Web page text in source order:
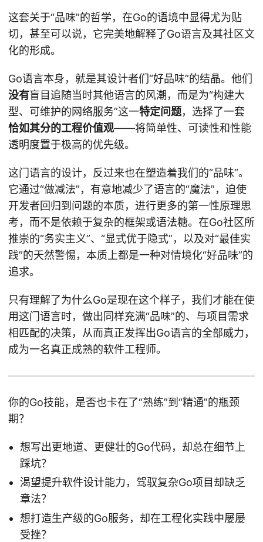
这套关于“品味”的哲学，在Go的语境中显得尤为贴
切，甚至可以说，它完美地解释了Go语言及其社区文
化的形成。
Go语言本身，就是其设计者们“好品味”的结晶。他们
没有盲目追随当时其他语言的风潮，而是为“构建大
型、可维护的网络服务”这一特定问题，选择了一套
恰如其分的工程价值观——将简单性、可读性和性能
透明度置于极高的优先级。
这门语言的设计，反过来也在塑造着我们的“品味”。
它通过“做减法”，有意地减少了语言的“魔法”，迫使
开发者回归到问题的本质，进行更多的第一性原理思
考，而不是依赖于复杂的框架或语法糖。在Go社区所
推崇的“务实主义”、“显式优于隐式”，以及对“最佳实
践”的天然警惕，本质上都是一种对情境化“好品味”的
追求。
只有理解了为什么Go是现在这个样子，我们才能在使
用这门语言时，做出同样充满“品味”的、与项目需求
相匹配的决策，从而真正发挥出Go语言的全部威力，
成为一名真正成熟的软件工程师。
你的Go技能，是否也卡在了“熟练”到“精通”的瓶颈
期？
想写出更地道、更健壮的Go代码，却总在细节上
踩坑？
渴望提升软件设计能力，驾驭复杂Go项目却缺乏
章法？
想打造生产级的Go服务，却在工程化实践中屡屡
受挫？